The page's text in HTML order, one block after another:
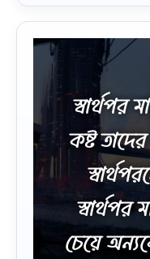
স্বার্থপর
কষ্ট
চেয়ে